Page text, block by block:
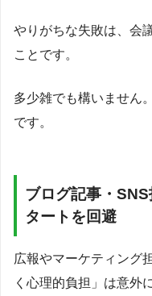
やりがちな失敗は、会
ことです。
多少雑でも構いません
です。
ブログ記事・
タートを回避
広報やマーケティング
く心理的負担」は意外